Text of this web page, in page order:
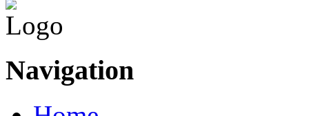
Navigation